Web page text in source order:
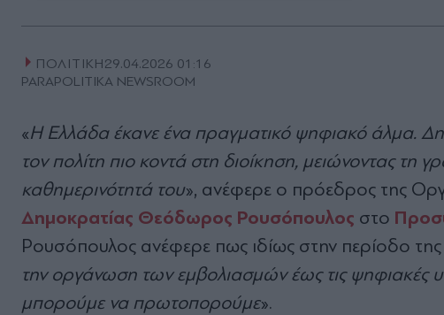
ΠΟΛΙΤΙΚΗ29.04.2026 01:16
PARAPOLITIKA NEWSROOM
«Η Ελλάδα έκανε ένα πραγματικό ψηφιακό άλμα.
τον πολίτη πιο κοντά στη διοίκηση, μειώνοντας τη
καθημερινότητά του», ανέφερε ο πρόεδρος της
Δημοκρατίας Θεόδωρος Ρουσόπουλος στο
Ρουσόπουλος ανέφερε πως ιδίως στην περίοδο της
την οργάνωση των εμβολιασμών έως τις ψηφιακές
μπορούμε να πρωτοπορούμε».